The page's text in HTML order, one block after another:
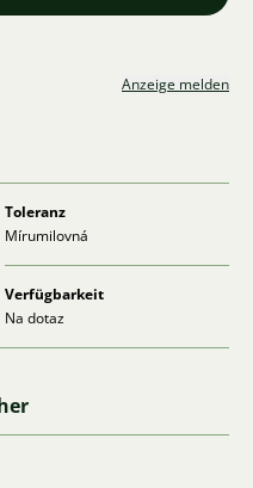
Anzeige melden
Toleranz
Mírumilovná
Verfügbarkeit
Na dotaz